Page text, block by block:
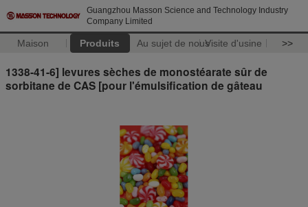
Guangzhou Masson Science and Technology Industry
Company Limited
Maison Produits Au sujet de nousVisite d'usine >>
1338-41-6] levures sèches de monostéarate sûr de
sorbitane de CAS [pour l'émulsification de gâteau